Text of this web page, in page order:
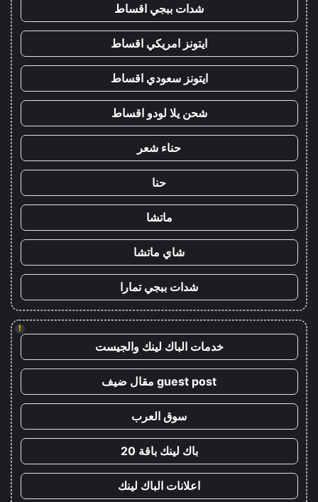
شدات ببجي اقساط
ايتونز امريكي اقساط
ايتونز سعودي اقساط
شحن يلا لودو اقساط
حناء شعر
حنا
ماتشا
شاي ماتشا
شدات ببجي تمارا
!
خدمات الباك لينك والجيست
guest post مقال ضيف
سوق العرب
باك لينك باقة 20
اعلانات الباك لينك